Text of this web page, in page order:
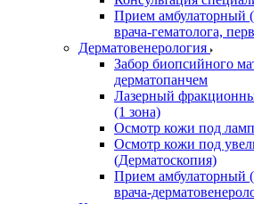
Прием амбулаторный
врача-гематолога,
Дерматовенерология
Забор биопсийного
дерматопанчем
Лазерный
(1 зона)
Осмотр кожи под
Осмотр кожи под
(Дерматоскопия)
Прием амбулаторный
врача-